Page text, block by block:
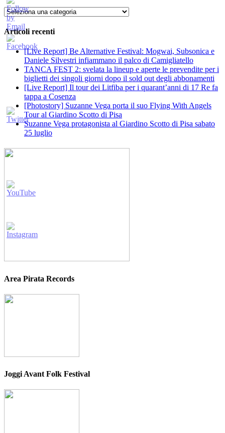
Categorie
Articoli recenti
[Live Report] Be Alternative Festival: Mogwai, Subsonica e
Daniele Silvestri infiammano il palco di Camigliatello
TANCA FEST 2: svelata la lineup e aperte le prevendite per i
biglietti dei singoli giorni dopo il sold out degli abbonamenti
[Live Report] Il tour dei Litfiba per i quarant’anni di 17 Re fa
tappa a Cosenza
[Photostory] Suzanne Vega porta il suo Flying With Angels
Tour al Giardino Scotto di Pisa
Suzanne Vega protagonista al Giardino Scotto di Pisa sabato
25 luglio
Area Pirata Records
Joggi Avant Folk Festival